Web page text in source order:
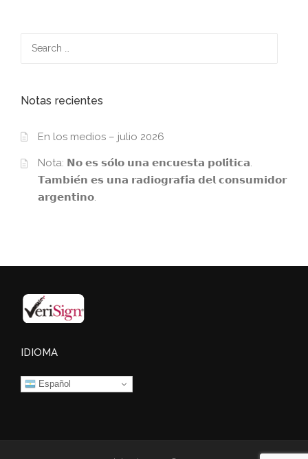
Notas recientes
En los medios – julio 2026
Nota: 𝗡𝗼 𝗲𝘀 𝘀𝗼́𝗹𝗼 𝘂𝗻𝗮 𝗲𝗻𝗰𝘂𝗲𝘀𝘁𝗮 𝗽𝗼𝗹𝗶́𝘁𝗶𝗰𝗮.
𝗧𝗮𝗺𝗯𝗶𝗲́𝗻 𝗲𝘀 𝘂𝗻𝗮 𝗿𝗮𝗱𝗶𝗼𝗴𝗿𝗮𝗳𝗶́𝗮 𝗱𝗲𝗹 𝗰𝗼𝗻𝘀𝘂𝗺𝗶𝗱𝗼𝗿
𝗮𝗿𝗴𝗲𝗻𝘁𝗶𝗻𝗼.
IDIOMA
Español